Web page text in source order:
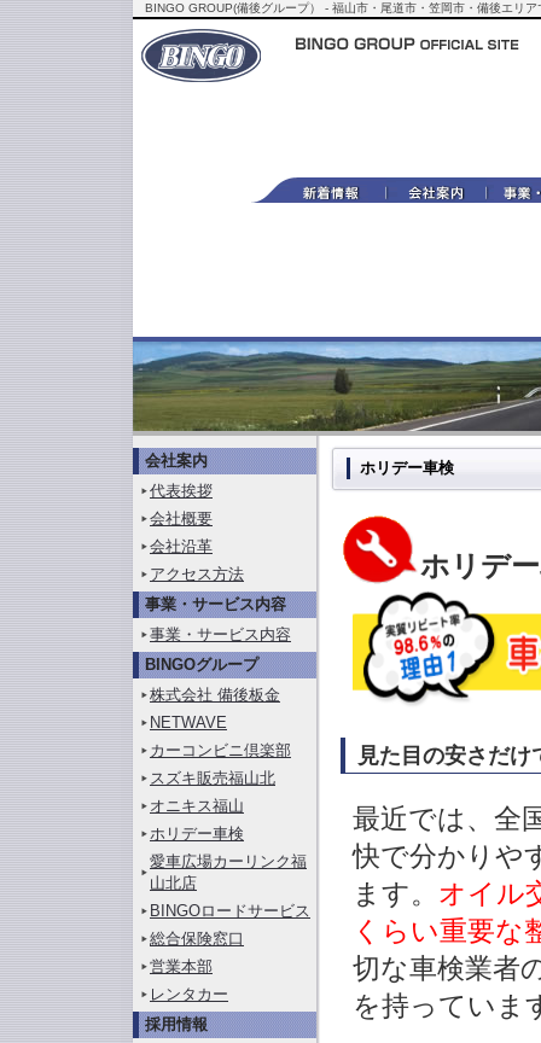
BINGO GROUP(備後グループ） - 福山市・尾道市・笠岡市・備後エリ
会社案内
代表挨拶
会社概要
会社沿革
アクセス方法
事業・サービス内容
事業・サービス内容
BINGOグループ
株式会社 備後板金
NETWAVE
カーコンビニ倶楽部
スズキ販売福山北
オニキス福山
ホリデー車検
愛車広場カーリンク福
山北店
BINGOロードサービス
総合保険窓口
営業本部
レンタカー
採用情報
ホリデー車検
ホリデ
見た目の安さだ
最近では、全
快で分かりや
ます。 オイル
くらい重要な
切な車検業者
を持っていま